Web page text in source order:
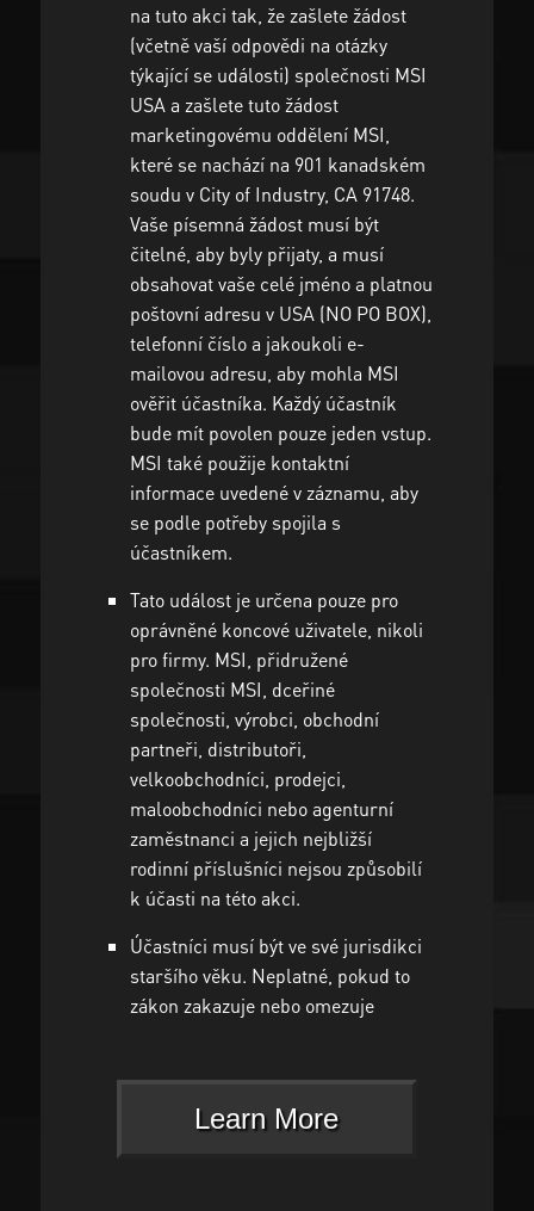
na tuto akci tak, že zašlete žádost
(včetně vaší odpovědi na otázky
týkající se události) společnosti MSI
USA a zašlete tuto žádost
marketingovému oddělení MSI,
které se nachází na 901 kanadském
soudu v City of Industry, CA 91748.
Vaše písemná žádost musí být
čitelné, aby byly přijaty, a musí
obsahovat vaše celé jméno a platnou
poštovní adresu v USA (NO PO BOX),
telefonní číslo a jakoukoli e-
mailovou adresu, aby mohla MSI
ověřit účastníka. Každý účastník
bude mít povolen pouze jeden vstup.
MSI také použije kontaktní
informace uvedené v záznamu, aby
se podle potřeby spojila s
účastníkem.
Tato událost je určena pouze pro
oprávněné koncové uživatele, nikoli
pro firmy. MSI, přidružené
společnosti MSI, dceřiné
společnosti, výrobci, obchodní
partneři, distributoři,
velkoobchodníci, prodejci,
maloobchodníci nebo agenturní
zaměstnanci a jejich nejbližší
rodinní příslušníci nejsou způsobilí
k účasti na této akci.
Účastníci musí být ve své jurisdikci
staršího věku. Neplatné, pokud to
zákon zakazuje nebo omezuje
Learn More